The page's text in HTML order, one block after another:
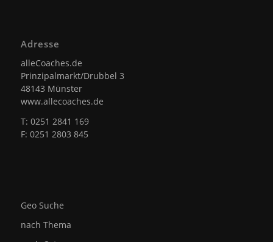
Adresse
alleCoaches.de
Prinzipalmarkt/Drubbel 3
48143 Münster
www.allecoaches.de
T: 0251 2841 169
F: 0251 2803 845
Geo Suche
nach Thema